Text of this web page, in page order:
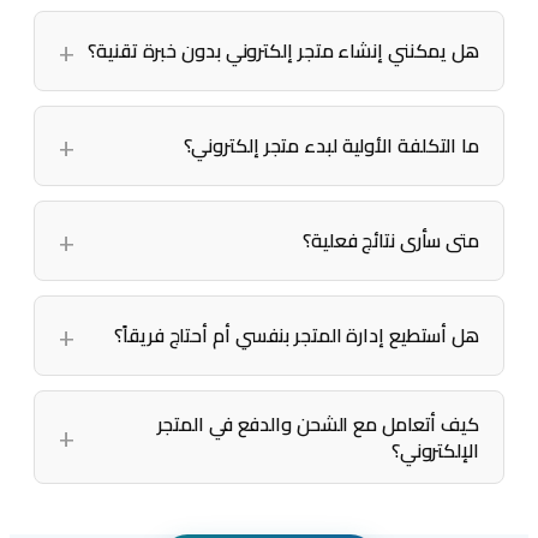
هل يمكنني إنشاء متجر إلكتروني بدون خبرة تقنية؟
ما التكلفة الأولية لبدء متجر إلكتروني؟
متى سأرى نتائج فعلية؟
هل أستطيع إدارة المتجر بنفسي أم أحتاج فريقاً؟
كيف أتعامل مع الشحن والدفع في المتجر
الإلكتروني؟